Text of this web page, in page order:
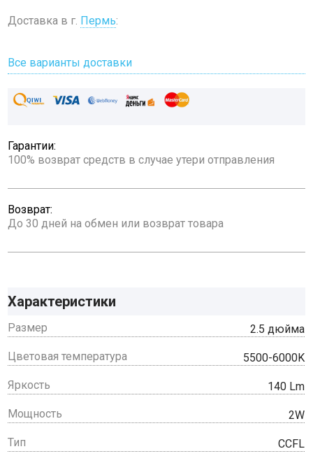
Доставка в г. Пермь:
Все варианты доставки
Гарантии:
100% возврат средств в случае утери отправления
Возврат:
До 30 дней на обмен или возврат товара
Характеристики
Размер 2.5 дюйма
Цветовая температура 5500-6000K
Яркость 140 Lm
Мощность 2W
Тип CCFL